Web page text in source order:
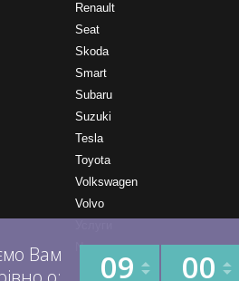
Renault
Seat
Skoda
Smart
Subaru
Suzuki
Tesla
Toyota
Volkswagen
Volvo
New
Вам
09 00